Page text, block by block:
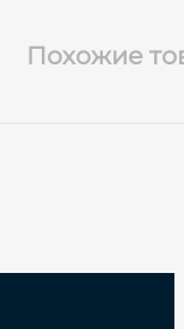
Похожие